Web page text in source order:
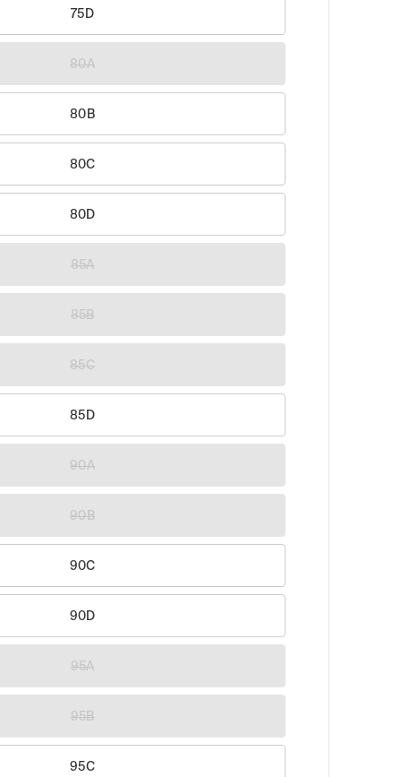
75D
80A
80B
80C
80D
85A
85B
85C
85D
90A
90B
90C
90D
95A
95B
95C